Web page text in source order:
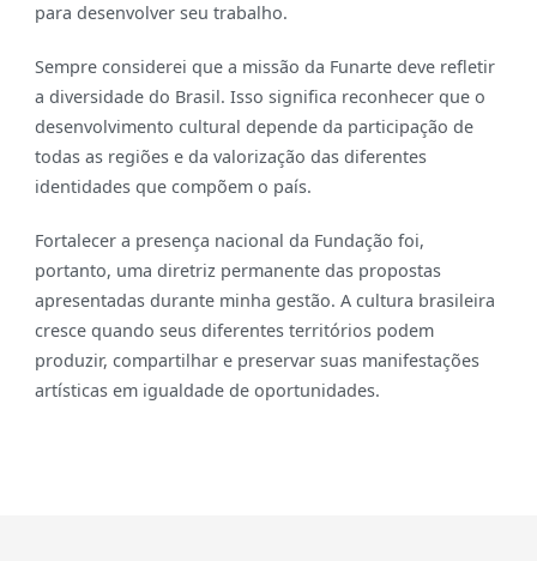
para desenvolver seu trabalho.
Sempre considerei que a missão da Funarte deve refletir
a diversidade do Brasil. Isso significa reconhecer que o
desenvolvimento cultural depende da participação de
todas as regiões e da valorização das diferentes
identidades que compõem o país.
Fortalecer a presença nacional da Fundação foi,
portanto, uma diretriz permanente das propostas
apresentadas durante minha gestão. A cultura brasileira
cresce quando seus diferentes territórios podem
produzir, compartilhar e preservar suas manifestações
artísticas em igualdade de oportunidades.